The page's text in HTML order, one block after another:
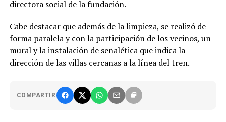
directora social de la fundación.
Cabe destacar que además de la limpieza, se realizó de
forma paralela y con la participación de los vecinos, un
mural y la instalación de señalética que indica la
dirección de las villas cercanas a la línea del tren.
COMPARTIR